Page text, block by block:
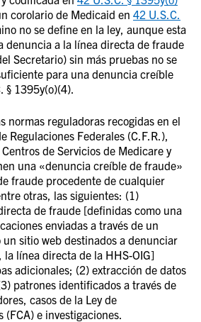
corolario de Medicaid en 42 U.S.C.
no se define en la ley, aunque esta
denuncia a la línea directa de fraude
Secretario) sin más pruebas no se
para una denuncia creíble
§ 1395y(o)(4).
normas reguladoras recogidas en el
Regulaciones Federales (C.F.R.),
de Servicios de Medicare y
una «denuncia creíble de fraude»
fraude procedente de cualquier
otras, las siguientes: (1)
de fraude [definidas como una
enviadas a través de un
sitio web destinados a denunciar
, la línea directa de la HHS-OIG]
adicionales; (2) extracción de datos
patrones identificados a través de
casos de la Ley de
(FCA) e investigaciones.